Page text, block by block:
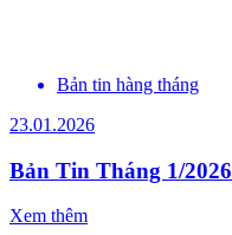
Bản tin hàng tháng
23.01.2026
Bản Tin Tháng 1/2026
Xem thêm